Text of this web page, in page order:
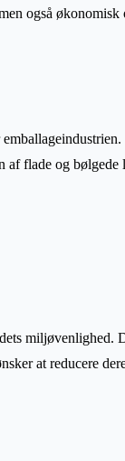
også økonomisk
flade og
at reducere